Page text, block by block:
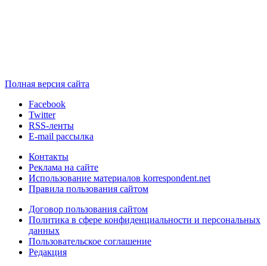
Полная версия сайта
Facebook
Twitter
RSS-ленты
E-mail рассылка
Контакты
Реклама на сайте
Использование материалов korrespondent.net
Правила пользования сайтом
Договор пользования сайтом
Политика в сфере конфиденциальности и персональных
данных
Пользовательское соглашение
Редакция